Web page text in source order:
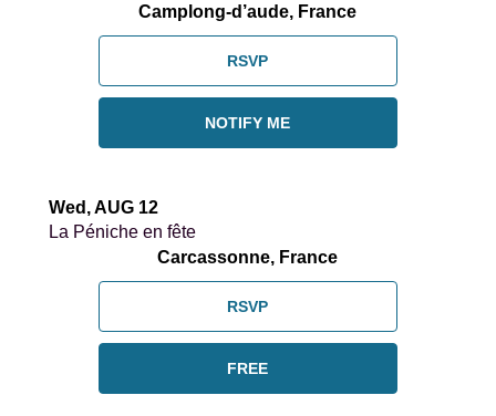
Camplong-d’aude, France
RSVP
NOTIFY ME
Wed, AUG 12
La Péniche en fête
Carcassonne, France
RSVP
FREE